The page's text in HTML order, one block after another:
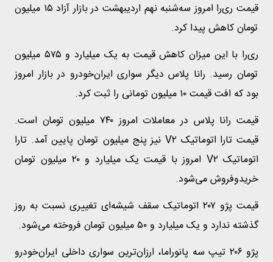
قیمت ری‌را امروز سه‌شنبه نهم اردیبهشت در بازار آزاد ۱۵ میلیون
تومان کاهش پیدا کرد.
ری‌را با این میزان کاهش قیمت به یک میلیارد و ۵۷۵ میلیون
تومان رسید. رانا پلاس دیگر سواری ایران‌خودرو در بازار امروز
بود که افت قیمت ۱۰ میلیون تومانی را ثبت کرد.
قیمت رانا پلاس در معاملات امروز ۷۴۰ میلیون تومان است.
قیمت تارا اتوماتیک V۲ نیز پنج میلیون تومان پایین آمد. تارا
اتوماتیک V۲ امروز با قیمت یک میلیارد و ۲۰ میلیون تومان
خریدوفروش می‌شود.
قیمت پژو ۲۰۷ اتوماتیک سقف شیشه‌ای تغییری نسبت به روز
گذشته ندارد و یک میلیارد و ۵۰ میلیون تومان فروخته می‌شود.
پژو ۲۰۶ تیپ سه پانوراما، ارزان‌ترین سواری داخلی ایران‌خودرو